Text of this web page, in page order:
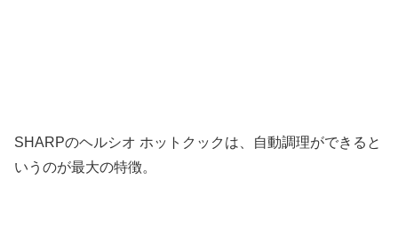
SHARPのヘルシオ ホットクックは、自動調理ができると
いうのが最大の特徴。